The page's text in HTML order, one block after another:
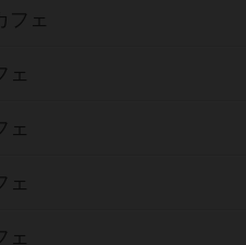
フェ
ェ
ェ
ェ
ェ